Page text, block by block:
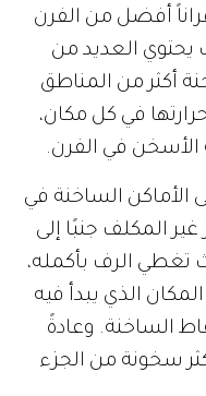
أفضل من الفرن
يحتوي العديد من
أكثر من المناطق
في كل مكان،
في الفرن.
الساخنة في
المكلف جنبًا إلى
تغطي الرف بأكمله،
الذي يبدأ فيه
الساخنة. وعادةً
سخونة من الجزء